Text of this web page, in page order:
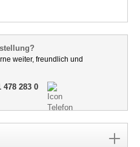
weiter, freundlich und
478 283 0